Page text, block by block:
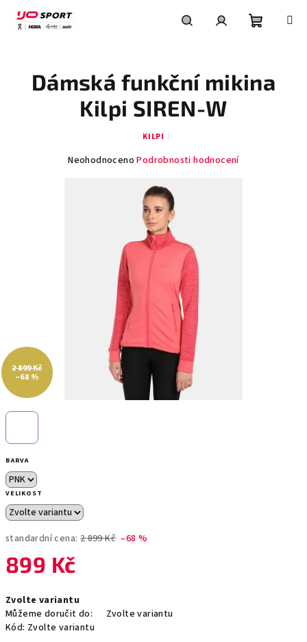
obsah
košík
BARVA
VELIKOST
standardní cena: 2 899 Kč –68 %
899 Kč
cena:
Zvolte variantu
Můžeme doručit do:
Zvolte variantu
Kód: Zvolte variantu
Dámská funkční mikina
Kilpi SIREN-W
KILPI
Průměrné
Neohodnoceno Podrobnosti hodnocení
2 899 Kč
–68 %